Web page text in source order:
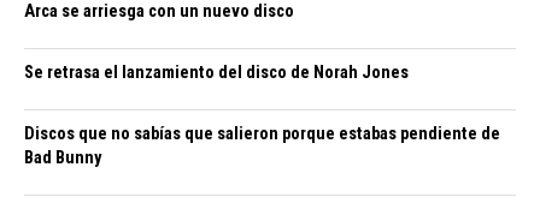
Arca se arriesga con un nuevo disco
Se retrasa el lanzamiento del disco de Norah Jones
Discos que no sabías que salieron porque estabas pendiente de
Bad Bunny